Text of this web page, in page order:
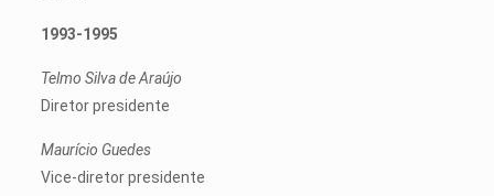
1993-1995
Telmo Silva de Araújo
Diretor presidente
Maurício Guedes
Vice-diretor presidente